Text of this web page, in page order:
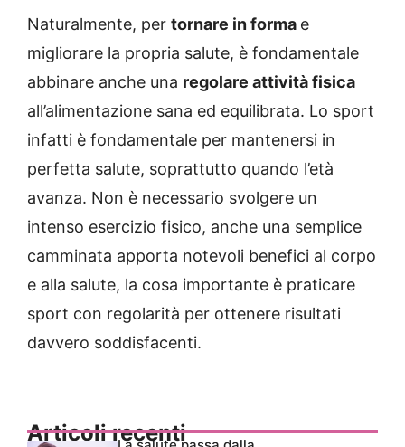
Naturalmente, per tornare in forma e
migliorare la propria salute, è fondamentale
abbinare anche una regolare attività fisica
all’alimentazione sana ed equilibrata. Lo sport
infatti è fondamentale per mantenersi in
perfetta salute, soprattutto quando l’età
avanza. Non è necessario svolgere un
intenso esercizio fisico, anche una semplice
camminata apporta notevoli benefici al corpo
e alla salute, la cosa importante è praticare
sport con regolarità per ottenere risultati
davvero soddisfacenti.
Articoli recenti